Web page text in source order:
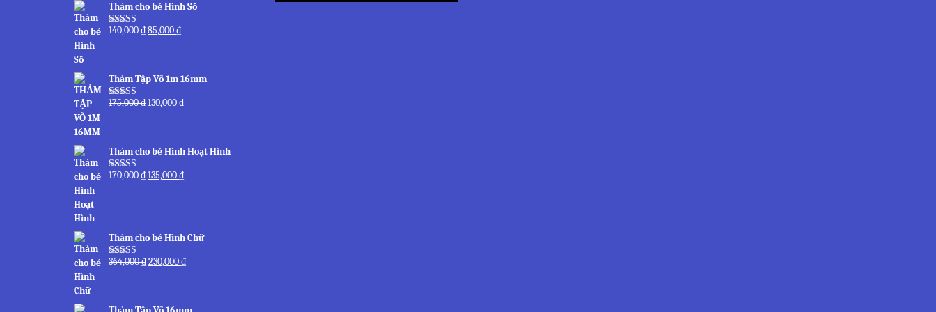
Thảm cho bé Hình Số
Được xếp
140,000₫85,000₫
Thảm Tập Võ 1m 16mm
Được xếp
175,000₫130,000₫
Thảm cho bé Hình Hoạt Hình
Được xếp
170,000₫135,000₫
Thảm cho bé Hình Chữ
Được xếp
364,000₫230,000₫